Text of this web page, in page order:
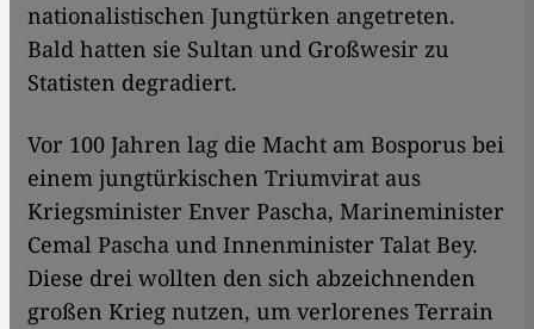
nationalistischen Jungtürken angetreten.
Bald hatten sie Sultan und Großwesir zu
Statisten degradiert.
Vor 100 Jahren lag die Macht am Bosporus bei
einem jungtürkischen Triumvirat aus
Kriegsminister Enver Pascha, Marineminister
Cemal Pascha und Innenminister Talat Bey.
Diese drei wollten den sich abzeichnenden
großen Krieg nutzen, um verlorenes Terrain